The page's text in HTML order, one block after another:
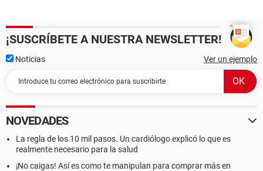
¡SUSCRÍBETE A NUESTRA NEWSLETTER!
Noticias Ver un ejemplo
NOVEDADES
La regla de los 10 mil pasos. Un cardiólogo explicó lo que es
realmente necesario para la salud
¡No caigas! Así es como te manipulan para comprar más en